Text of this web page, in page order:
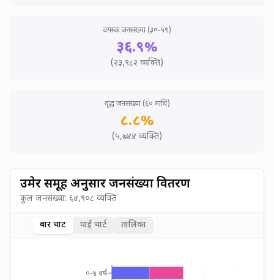
वयस्क जनसंख्या (३०-५९)
३६.९%
(२३,९८२ व्यक्ति)
वृद्ध जनसंख्या (६० माथि)
८.८%
(५,७४४ व्यक्ति)
उमेर समूह अनुसार जनसंख्या वितरण
कुल जनसंख्या: ६४,९०८ व्यक्ति
बार चार्ट पाई चार्ट तालिका
०-४ वर्ष